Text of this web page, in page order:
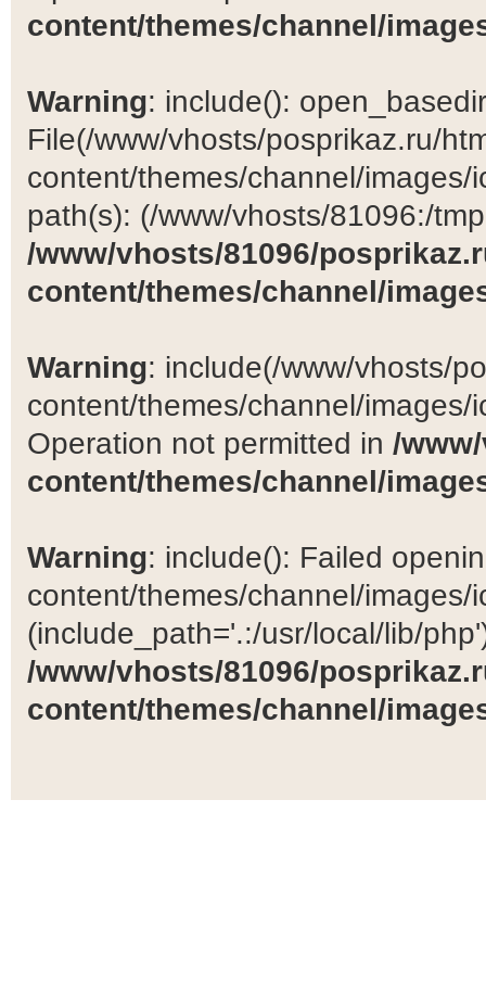
content/themes/channel/
Warning: include():
File(/www/vhosts/posprikaz.ru/
content/themes/channel/
path(s): (/www/vhosts/81096:/
/www/vhosts/81096/
content/themes/channel/
Warning: include(/www/vhosts/
content/themes/channel/
Operation not permitted in /
content/themes/channel/
Warning: include(): Failed
content/themes/channel/images/
(include_path='.:/usr/local/lib/
/www/vhosts/81096/
content/themes/channel/